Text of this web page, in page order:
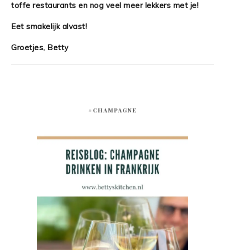
toffe restaurants en nog veel meer lekkers met je!
Eet smakelijk alvast!
Groetjes, Betty
#CHAMPAGNE